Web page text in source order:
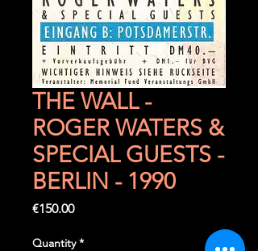
THE WALL -
ROGER WATERS &
SPECIAL GUESTS -
BERLIN - 1990
€150.00Price
Quantity *